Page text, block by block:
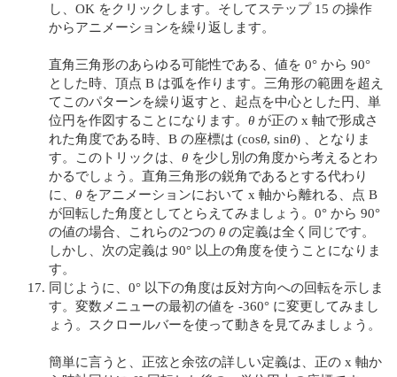
し、OK をクリックします。そしてステップ 15 の操作
からアニメーションを繰り返します。
直角三角形のあらゆる可能性である、値を 0° から 90°
とした時、頂点 B は弧を作ります。三角形の範囲を超え
てこのパターンを繰り返すと、起点を中心とした円、単
位円を作図することになります。 θ が正の x 軸で形成さ
れた角度である時、B の座標は (cosθ, sinθ) 、となりま
す。このトリックは、 θ を少し別の角度から考えるとわ
かるでしょう。直角三角形の鋭角であるとする代わり
に、 θ をアニメーションにおいて x 軸から離れる、点 B
が回転した角度としてとらえてみましょう。0° から 90°
の値の場合、これらの2つの θ の定義は全く同じです。
しかし、次の定義は 90° 以上の角度を使うことになりま
す。
同じように、0° 以下の角度は反対方向への回転を示しま
す。変数メニューの最初の値を -360° に変更してみまし
ょう。スクロールバーを使って動きを見てみましょう。
簡単に言うと、正弦と余弦の詳しい定義は、正の x 軸か